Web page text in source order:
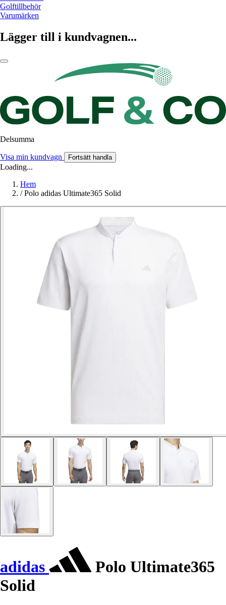
Golftillbehör
Varumärken
Lägger till i kundvagnen...
Delsumma
Visa min kundvagn Fortsätt handla
Loading...
Hem
/ Polo adidas Ultimate365 Solid
adidas
Polo Ultimate365
Solid